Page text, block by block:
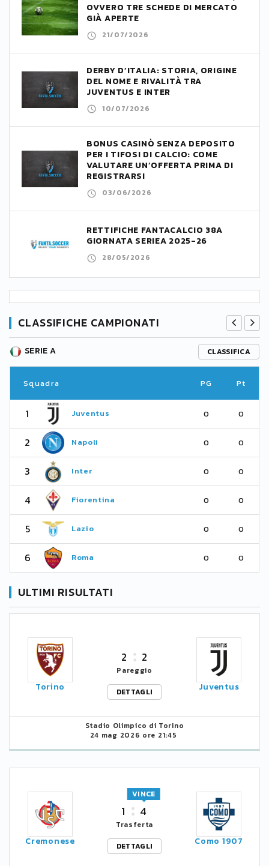
OVVERO TRE SCHEDE DI MERCATO
GIÀ APERTE
21/07/2026
DERBY D’ITALIA: STORIA, ORIGINE
DEL NOME E RIVALITÀ TRA
JUVENTUS E INTER
10/07/2026
BONUS CASINÒ SENZA DEPOSITO
PER I TIFOSI DI CALCIO: COME
VALUTARE UN’OFFERTA PRIMA DI
REGISTRARSI
03/06/2026
RETTIFICHE FANTACALCIO 38A
GIORNATA SERIEA 2025-26
28/05/2026
CLASSIFICHE CAMPIONATI
SERIE A CLASSIFICA
Squadra PG Pt
1 Juventus 0 0
2 Napoli 0 0
3 Inter 0 0
4 Fiorentina 0 0
5 Lazio 0 0
6 Roma 0 0
ULTIMI RISULTATI
Torino
2 2
Pareggio
DETTAGLI
Juventus
Stadio Olimpico di Torino
24 mag 2026 ore 21:45
Cremonese
1 4
VINCE
Trasferta
DETTAGLI
Como 1907